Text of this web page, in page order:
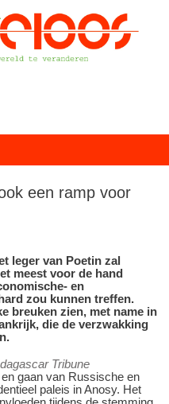
een ramp voor
leger van Poetin zal
meest voor de hand
en
zou kunnen treffen.
breuken zien, met name in
die de verzwakking
Tribune
gaan van Russische en
paleis in Anosy. Het